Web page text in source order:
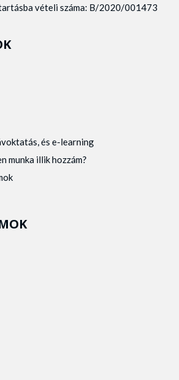
vételi száma: B/2020/001473
és e-learning
munka illik hozzám?